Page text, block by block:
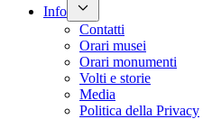
Info
Contatti
Orari musei
Orari monumenti
Volti e storie
Media
Politica della Privacy